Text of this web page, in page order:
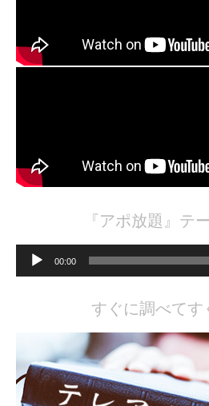
『アポ放題』テ
レ
00:00
すぐに調べてす